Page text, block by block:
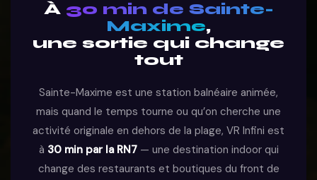
À 30 min de Sainte-
Maxime,
une sortie qui change
tout
Sainte-Maxime est une station balnéaire animée,
mais quand le temps tourne ou qu’on cherche une
activité originale en dehors de la plage, VR Infini est
à 30 min par la RN7— une destination indoor qui
change des restaurants et boutiques du front de